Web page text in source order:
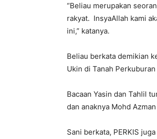
“Beliau merupakan
rakyat. InsyaAllah kami
ini,” katanya.
Beliau berkata demikian
Ukin di Tanah
Bacaan Yasin dan Tahlil
dan anaknya Mohd
Sani berkata, PERKIS